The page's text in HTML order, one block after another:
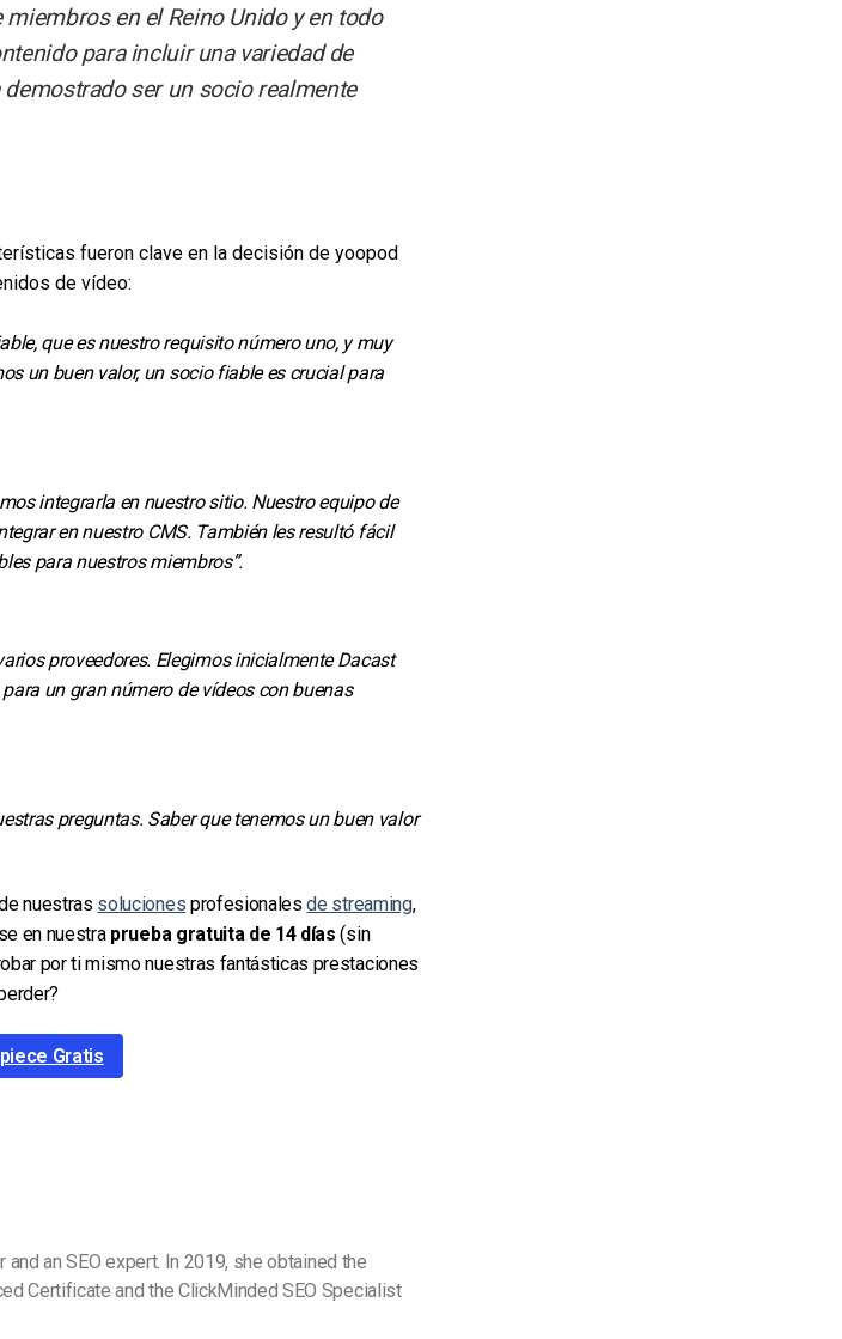
en el Reino Unido y en todo
para incluir una variedad de
ser un socio realmente
fueron clave en la decisión de yoopod
de vídeo:
que es nuestro requisito número uno, y muy
un buen valor, un socio fiable es crucial para
integrarla en nuestro sitio. Nuestro equipo de
en nuestro CMS. También les resultó fácil
para nuestros miembros”.
proveedores. Elegimos inicialmente Dacast
un gran número de vídeos con buenas
preguntas. Saber que tenemos un buen valor
nuestras soluciones profesionalesde streaming,
en nuestra prueba gratuita de 14 días (sin
por ti mismo nuestras fantásticas prestaciones
Gratis
and an SEO expert. In 2019, she obtained the
Certificate and the ClickMinded SEO Specialist